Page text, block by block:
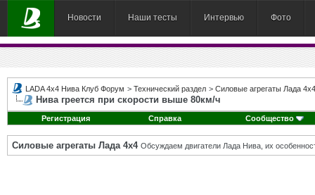
Новости Наши тесты Интервью Фото
LADA 4x4 Нива Клуб Форум > Технический раздел > Силовые агрегаты Лада 4х4
Нива греется при скорости выше 80км/ч
Регистрация Справка Сообщество
Силовые агрегаты Лада 4х4 Обсуждаем двигатели Лада Нива, их